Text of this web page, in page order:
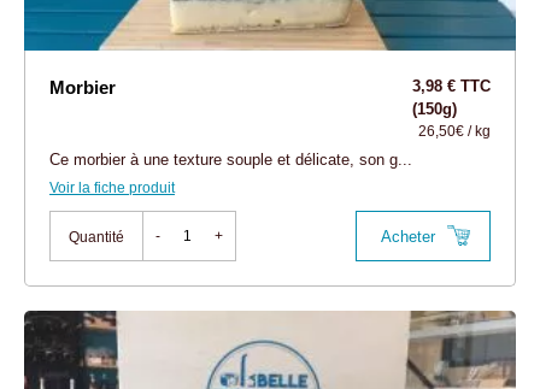
Morbier
3,98 € TTC
(150g)
26,50€ / kg
Ce morbier à une texture souple et délicate, son g...
Voir la fiche produit
Quantité - + Acheter